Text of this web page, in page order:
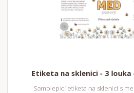
Etiketa na sklenici - 3
Samolepicí etiketa na sklenici s